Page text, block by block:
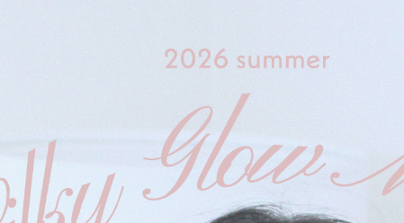
SALE
ORIGINAL HIT ITEM